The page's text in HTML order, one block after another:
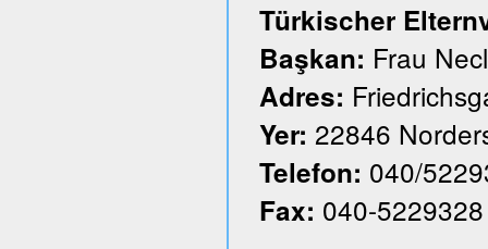
Türkischer
Başkan: Frau
Adres:
Yer: 22846
Telefon: 040/
Fax: 040-5229328